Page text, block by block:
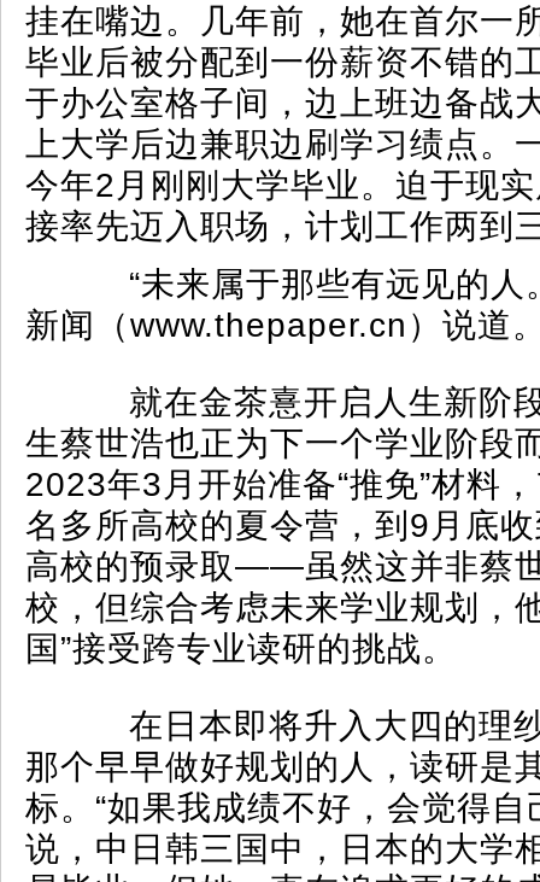
挂在嘴边。几年前，她在首尔一
毕业后被分配到一份薪资不错的
于办公室格子间，边上班边备战
上大学后边兼职边刷学习绩点。
今年2月刚刚大学毕业。迫于现
接率先迈入职场，计划工作两到
“未来属于那些有远见的人
新闻（www.thepaper.cn）说道
就在金茶憙开启人生新阶
生蔡世浩也正为下一个学业阶
2023年3月开始准备“推免”材料
名多所高校的夏令营，到9月底
高校的预录取——虽然这并非蔡
校，但综合考虑未来学业规划，
国”接受跨专业读研的挑战。
在日本即将升入大四的理纱
那个早早做好规划的人，读研是
标。“如果我成绩不好，会觉得自
说，中日韩三国中，日本的大学